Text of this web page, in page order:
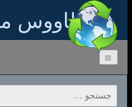
طاووس
جستجو برای: